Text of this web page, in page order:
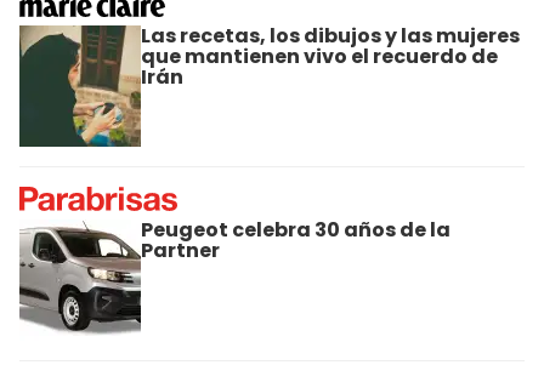
Las recetas, los dibujos y las mujeres
que mantienen vivo el recuerdo de
Irán
Peugeot celebra 30 años de la
Partner